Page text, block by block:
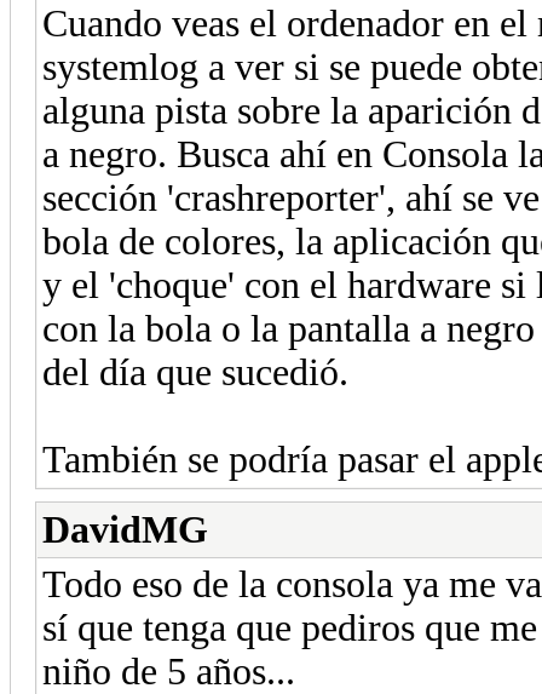
Cuando veas el ordenador en
systemlog a ver si se puede
alguna pista sobre la aparición
a negro. Busca ahí en Consola
sección 'crashreporter', ahí se
bola de colores, la aplicación
y el 'choque' con el hardware
con la bola o la pantalla a negro
del día que sucedió.
También se podría pasar el
DavidMG
Todo eso de la consola ya me
sí que tenga que pediros que
niño de 5 años...